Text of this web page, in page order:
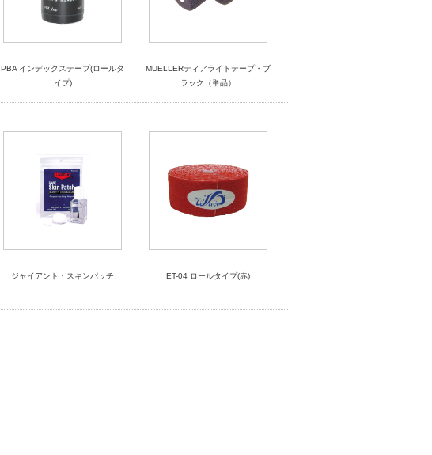
PBA インデックステープ(ロールタ
イプ)
MUELLERティアライトテープ・ブ
ラック（単品）
ジャイアント・スキンパッチ ET-04 ロールタイプ(赤)